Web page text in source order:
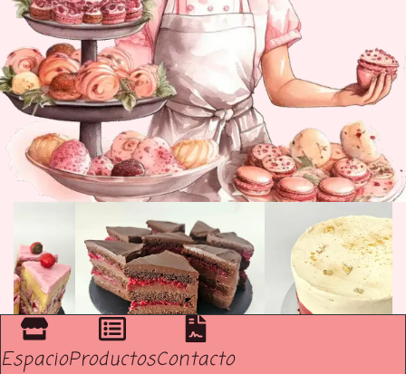
EspacioProductosContacto